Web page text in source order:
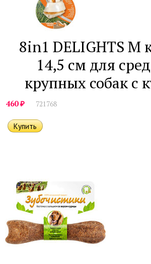
8in1 DELIGHTS M
14,5 см для
крупных собак с
460₽ 721768